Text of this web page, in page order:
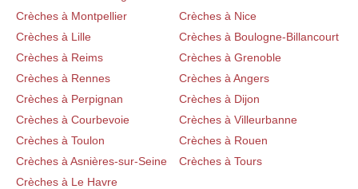
Crèches à Montpellier
Crèches à Nice
Crèches à Lille
Crèches à Boulogne-Billancourt
Crèches à Reims
Crèches à Grenoble
Crèches à Rennes
Crèches à Angers
Crèches à Perpignan
Crèches à Dijon
Crèches à Courbevoie
Crèches à Villeurbanne
Crèches à Toulon
Crèches à Rouen
Crèches à Asnières-sur-Seine
Crèches à Tours
Crèches à Le Havre